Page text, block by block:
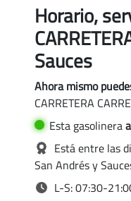
Sauces
San Andrés y Sauces
San Andrés y
Horario,
Sauces
Ahora mismo
CARRETERA
Esta gasolinera
Está entre las
San Andrés y
L-S: 07:30-